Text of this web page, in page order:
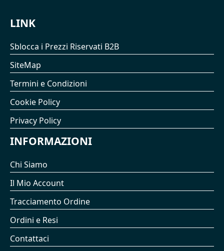
LINK
Sblocca i Prezzi Riservati B2B
SiteMap
Termini e Condizioni
Cookie Policy
Privacy Policy
INFORMAZIONI
Chi Siamo
Il Mio Account
Tracciamento Ordine
Ordini e Resi
Contattaci